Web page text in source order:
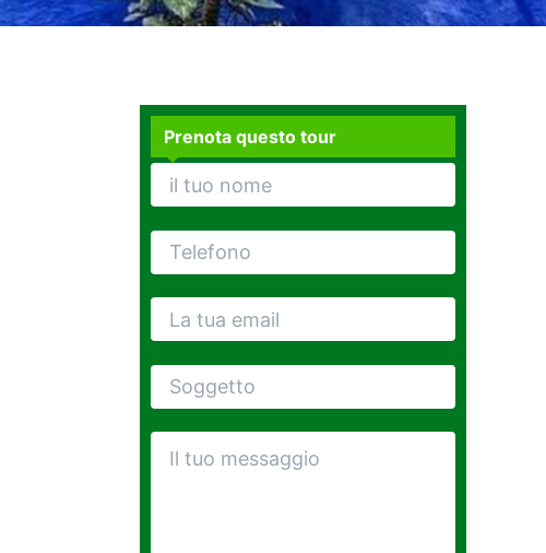
Prenota questo tour